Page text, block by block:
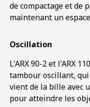
de compactage et de
maintenant un
Oscillation
L'ARX 90-2 et l'ARX
tambour oscillant,
vient de la bille avec
pour atteindre les